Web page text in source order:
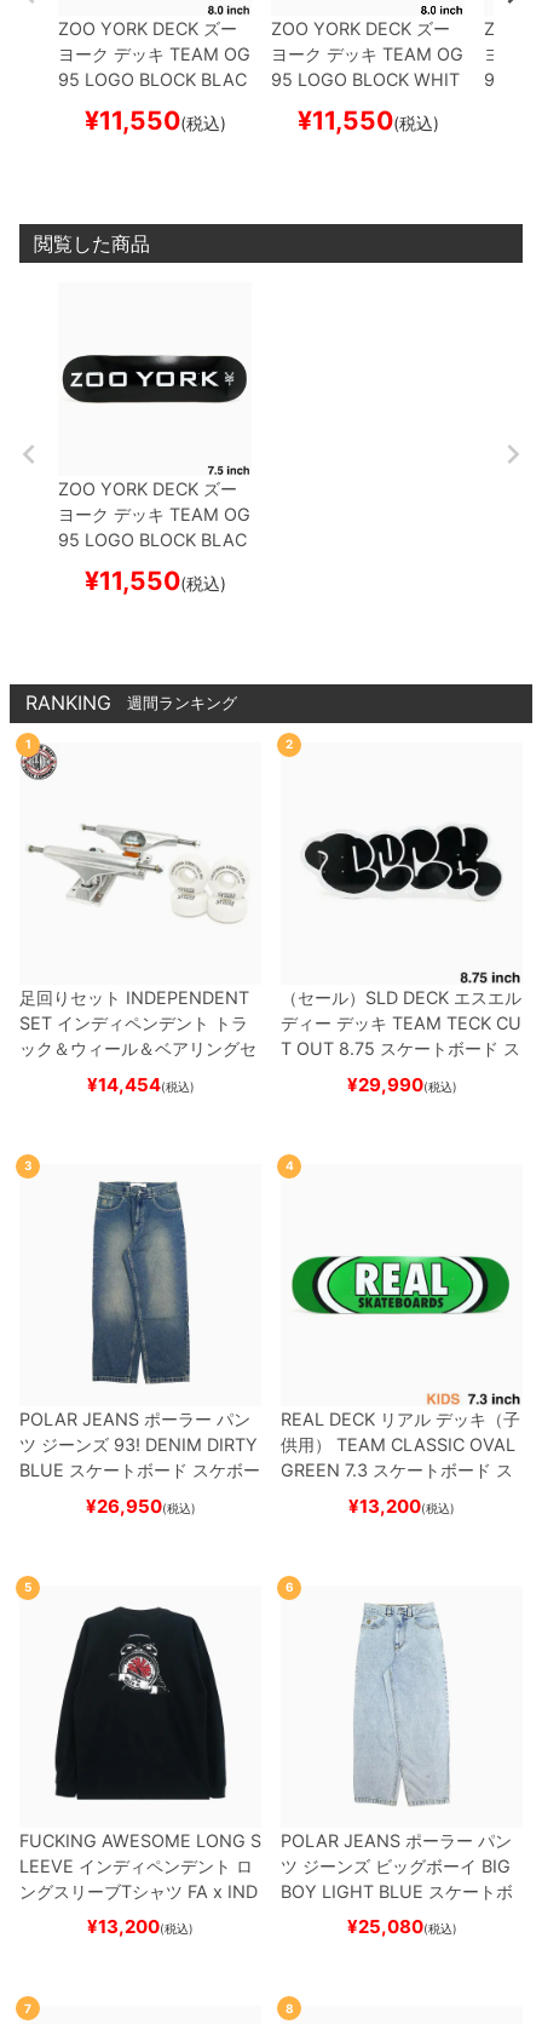
ZOO YORK DECK ズー
ヨーク デッキ TEAM OG
95 LOGO BLOCK BLAC
ケボー
¥11,550(税込)
ZOO YORK DECK ズー
ヨーク デッキ TEAM OG
95 LOGO BLOCK WHIT
ケボー
¥11,550(税込)
ZOO
ヨーク
95
閲覧した商品
ZOO YORK DECK ズー
ヨーク デッキ TEAM OG
95 LOGO BLOCK BLAC
ケボー
¥11,550(税込)
RANKING 週間ランキング
1
足回りセット INDEPENDENT
SET インディペンデント
トラ
ック＆ウィール＆ベアリングセ
（トリック用）
ード スケボー
¥14,454(税込)
2
（セール） SLD DECK エスエル
ディー デッキ TEAM TECK CU
T OUT 8.75 スケートボード ス
¥29,990(税込)
3
POLAR JEANS ポーラー パン
ツ ジーンズ 93! DENIM DIRTY
BLUE スケートボード スケボー
¥26,950(税込)
4
REAL DECK リアル デッキ（子
供用）
TEAM CLASSIC OVAL
GREEN 7.3 スケートボード ス
¥13,200(税込)
5
FUCKING AWESOME LONG S
LEEVE インディペンデント ロ
ングスリーブTシャツ FA x IND
EPENDENTHOSTAGE
スケートボード スケボー
¥13,200(税込)
6
POLAR JEANS ポーラー パン
ツ ジーンズ ビッグボーイ BIG
BOY LIGHT BLUE スケートボ
ード スケボー
¥25,080(税込)
7 8